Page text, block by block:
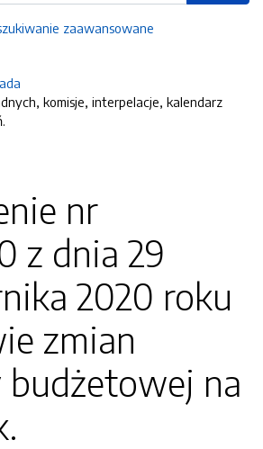
zaawansowane
komisje, interpelacje, kalendarz
nr
z dnia 29
2020 roku
zmian
budżetowej na